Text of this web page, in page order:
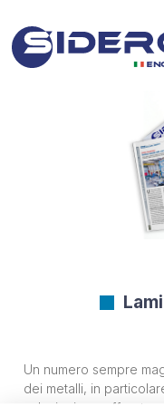
Un numero sempre
dei metalli, in
soluzioni per